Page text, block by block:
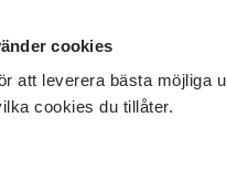
cookies
att leverera bästa möjliga
cookies du tillåter.
SOM SÖK KURSER OCH